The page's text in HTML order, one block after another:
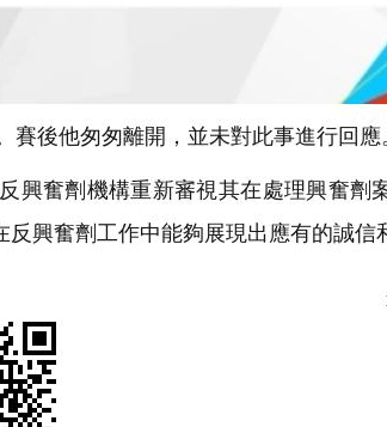
後他匆匆離開，並未對此事進行回應
興奮劑機構重新審視其在處理興奮劑
興奮劑工作中能夠展現出應有的誠信